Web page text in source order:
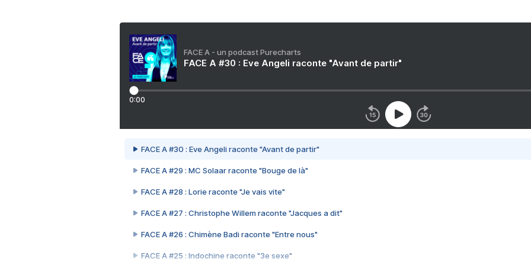
FACE A - un podcast Purecharts
FACE A #30 : Eve Angeli raconte "Avant de partir"
0:00
FACE A #30 : Eve Angeli raconte "Avant de partir"
FACE A #29 : MC Solaar raconte "Bouge de là"
FACE A #28 : Lorie raconte "Je vais vite"
FACE A #27 : Christophe Willem raconte "Jacques a dit"
FACE A #26 : Chimène Badi raconte "Entre nous"
FACE A #25 : Indochine raconte "3e sexe"